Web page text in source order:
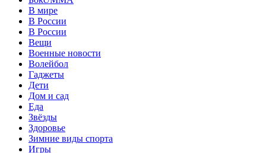
В мире
В России
В России
Вещи
Военные новости
Волейбол
Гаджеты
Дети
Дом и сад
Еда
Звёзды
Здоровье
Зимние виды спорта
Игры